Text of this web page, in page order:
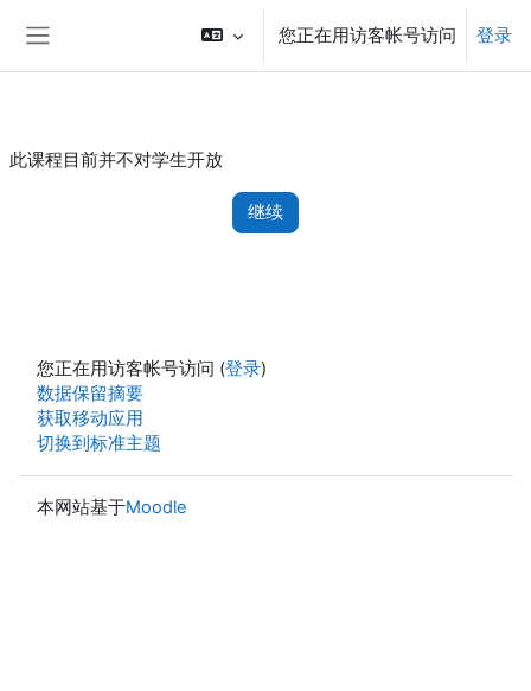
您正在用访客帐号访问 登录
此课程目前并不对学生开放
继续
您正在用访客帐号访问 (登录)
‎数据保留摘要‎
获取移动应用
切换到标准主题
本网站基于Moodle